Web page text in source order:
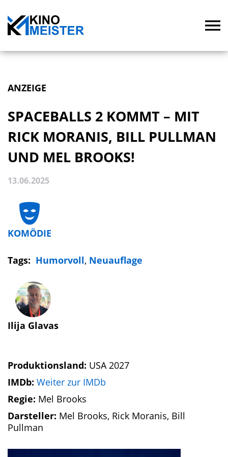
ANZEIGE
SPACEBALLS 2 KOMMT – MIT
RICK MORANIS, BILL PULLMAN
UND MEL BROOKS!
13.06.2025
KOMÖDIE
Tags: Humorvoll, Neuauflage
Ilija Glavas
Produktionsland: USA 2027
IMDb: Weiter zur IMDb
Regie: Mel Brooks
Darsteller: Mel Brooks, Rick Moranis, Bill
Pullman